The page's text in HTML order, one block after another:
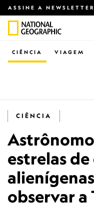
ASSINE A NEWSLETTER
CIÊNCIA VIAGEM
CIÊNCIA
estrelas
observar a